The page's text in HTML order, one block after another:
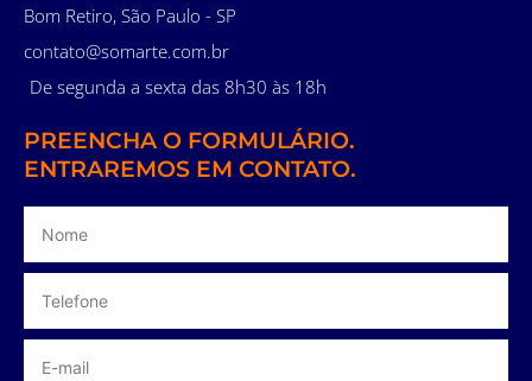
Bom Retiro, São Paulo - SP
contato@somarte.com.br
De segunda a sexta das 8h30 às 18h
PREENCHA O FORMULÁRIO.
ENTRAREMOS EM CONTATO.